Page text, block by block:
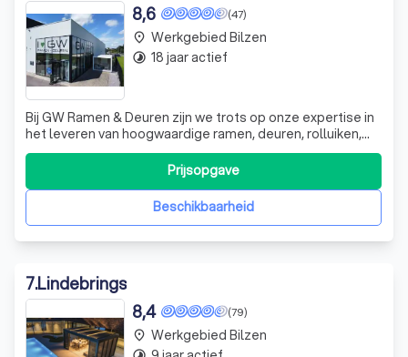
(47)
8,6
Bij GW Ramen & Deuren zijn we trots op onze expertise in
het leveren van hoogwaardige ramen, deuren, rolluiken,
zonwering, vliegenramen en poorten. Met meer dan 20
jaar ervaring en honderden tevreden klanten,
onderscheiden we ons door onze toewijding aan kwaliteit
en klanttevredenheid. Ons team van
Beschikbaarheid
Prijsopgave
place Werkgebied Bilzen
timelapse 18 jaar actief
7.Lindebrings
(79)
8,4
place Werkgebied Bilzen